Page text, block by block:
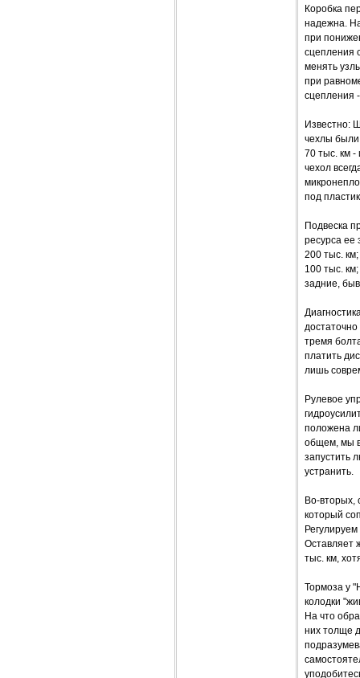
Коробка
надежна.
при
сцепления
менять
при
сцепления
Известно:
чехлы были
70 тыс. км -
чехол
под
Подвеска
ресурса ее
200 тыс.
100 тыс.
задние,
тремя
платить
лишь
Рулевое
положена
общем, мы
запустить
устранить.
Во-вторых,
который
Оставляет
тыс. км,
Тормоза у
колодки
На что
них толще